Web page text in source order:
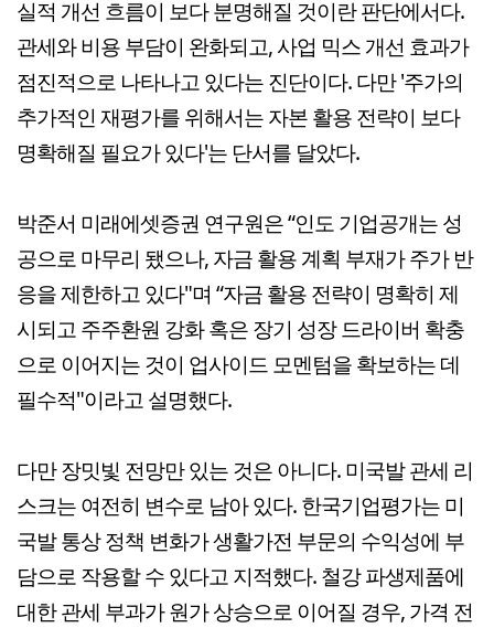
실적 개선 흐름이 보다 분명해질 것이란 판단에서다.
관세와 비용 부담이 완화되고, 사업 믹스 개선 효과가
점진적으로 나타나고 있다는 진단이다. 다만 '주가의
추가적인 재평가를 위해서는 자본 활용 전략이 보다
명확해질 필요가 있다'는 단서를 달았다.
박준서 미래에셋증권 연구원은 “인도 기업공개는 성
공으로 마무리 됐으나, 자금 활용 계획 부재가 주가 반
응을 제한하고 있다"며 “자금 활용 전략이 명확히 제
시되고 주주환원 강화 혹은 장기 성장 드라이버 확충
으로 이어지는 것이 업사이드 모멘텀을 확보하는 데
필수적"이라고 설명했다.
다만 장밋빛 전망만 있는 것은 아니다. 미국발 관세 리
스크는 여전히 변수로 남아 있다. 한국기업평가는 미
국발 통상 정책 변화가 생활가전 부문의 수익성에 부
담으로 작용할 수 있다고 지적했다. 철강 파생제품에
대한 관세 부과가 원가 상승으로 이어질 경우, 가격 전